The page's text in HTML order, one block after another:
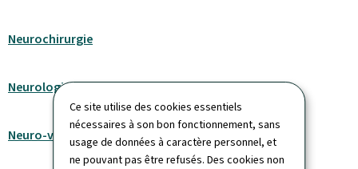
Ce site utilise des cookies essentiels
nécessaires à son bon fonctionnement, sans
usage de données à caractère personnel, et
ne pouvant pas être refusés. Des cookies non
Neurochirurgie
Neurologie
Neuro-vasculaire niveau 1